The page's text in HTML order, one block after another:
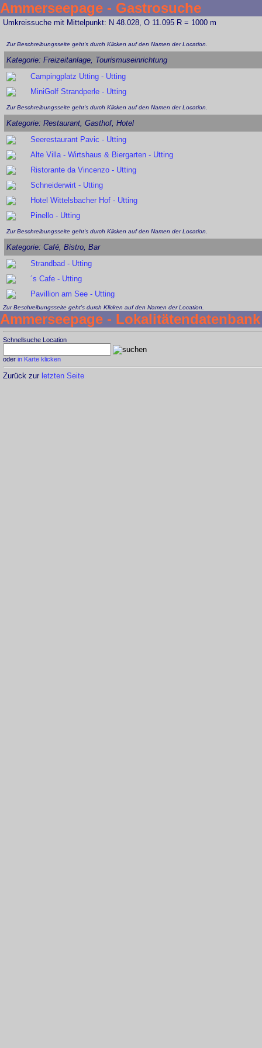
Ammerseepage - Gastrosuche
Umkreissuche mit Mittelpunkt: N 48.028, O 11.095 R = 1000 m
Zur Beschreibungsseite geht's durch Klicken auf den Namen der Location.
Kategorie: Freizeitanlage, Tourismuseinrichtung
Campingplatz Utting - Utting
MiniGolf Strandperle - Utting
Zur Beschreibungsseite geht's durch Klicken auf den Namen der Location.
Kategorie: Restaurant, Gasthof, Hotel
Seerestaurant Pavic - Utting
Alte Villa - Wirtshaus & Biergarten - Utting
Ristorante da Vincenzo - Utting
Schneiderwirt - Utting
Hotel Wittelsbacher Hof - Utting
Pinello - Utting
Zur Beschreibungsseite geht's durch Klicken auf den Namen der Location.
Kategorie: Café, Bistro, Bar
Strandbad - Utting
´s Cafe - Utting
Pavillion am See - Utting
Zur Beschreibungsseite geht's durch Klicken auf den Namen der Location.
Ammerseepage - Lokalitätendatenbank
Schnellsuche Location
oder in Karte klicken
Zurück zur letzten Seite